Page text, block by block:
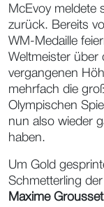
McEvoy meldete
zurück. Bereits
WM-Medaille
Weltmeister über
vergangenen
mehrfach die
Olympischen
nun also wieder
haben.
Um Gold
Schmetterling
Maxime Grousset